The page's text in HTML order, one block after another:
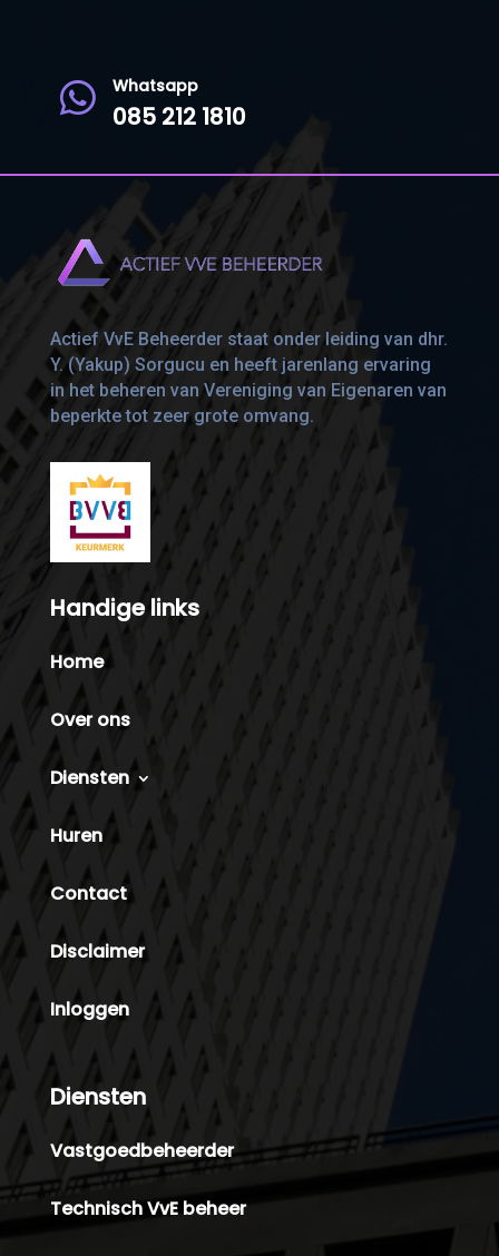
 Whatsapp
085 212 1810
Actief VvE Beheerder staat onder leiding van dhr.
Y. (Yakup) Sorgucu en heeft jarenlang ervaring
in het beheren van Vereniging van Eigenaren van
beperkte tot zeer grote omvang.
Handige links
Home
Over ons
Diensten
Huren
Contact
Disclaimer
Inloggen
Diensten
Vastgoedbeheerder
Technisch VvE beheer